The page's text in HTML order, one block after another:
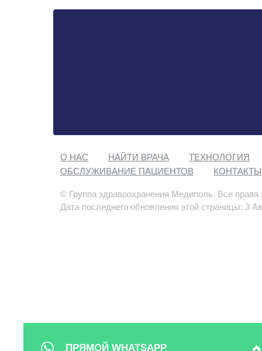
О НАС НАЙТИ ВРАЧА ТЕХНОЛОГИЯ
ОБСЛУЖИВАНИЕ ПАЦИЕНТОВ
КОНТАКТЫ
© Группа здравоохранения Медиполь. Все
Дата последнего обновления этой страницы: 3
ПРЯМОЙ WHATSAPP